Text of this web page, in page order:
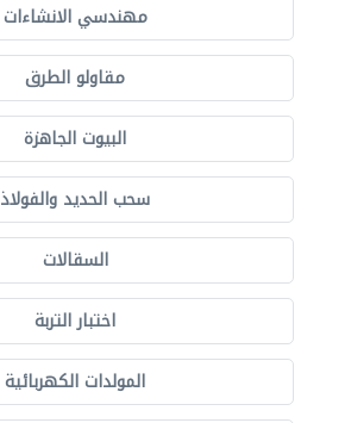
مهندسي الانشاءات
مقاولو الطرق
البيوت الجاهزة
سحب الحديد والفولاذ
السقالات
اختبار التربة
المولدات الكهربائية